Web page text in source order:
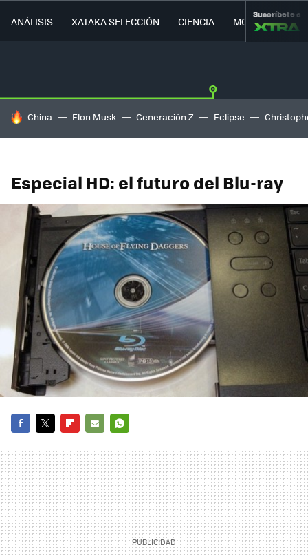
ANÁLISIS XATAKA SELECCIÓN CIENCIA MOVILIDAD
Suscríbete a
HOY SE HABLA DE
China Elon Musk Generación Z Eclipse
Especial HD: el futuro del Blu-ray
MAIL